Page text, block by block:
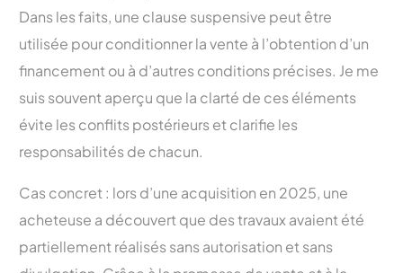
Dans les faits, une clause suspensive peut être
utilisée pour conditionner la vente à l’obtention d’un
financement ou à d’autres conditions précises. Je me
suis souvent aperçu que la clarté de ces éléments
évite les conflits postérieurs et clarifie les
responsabilités de chacun.
Cas concret : lors d’une acquisition en 2025, une
acheteuse a découvert que des travaux avaient été
partiellement réalisés sans autorisation et sans